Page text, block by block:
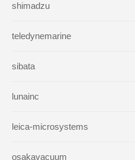
shimadzu
teledynemarine
sibata
lunainc
leica-microsystems
osakavacuum